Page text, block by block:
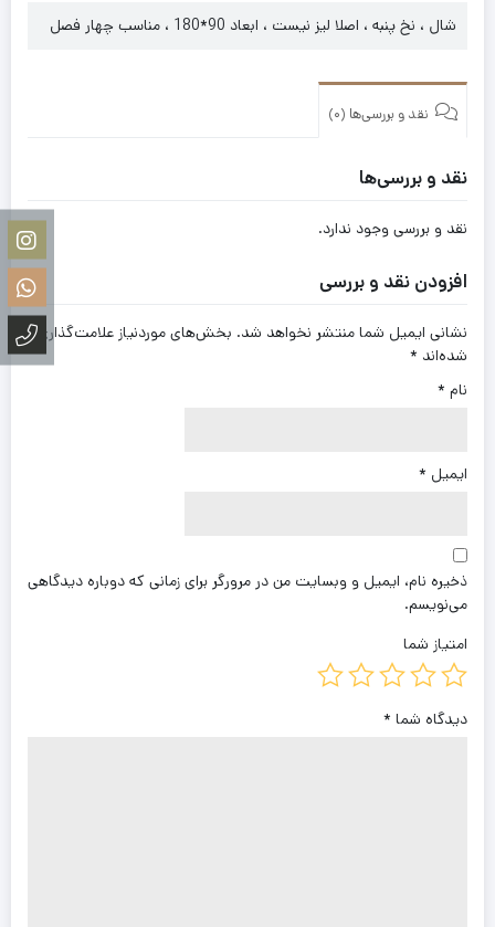
شال ، نخ پنبه ، اصلا لیز نیست ، ابعاد 90*180 ، مناسب چهار فصل
نقد و بررسی‌ها (0)
نقد و بررسی‌ها
نقد و بررسی وجود ندارد.
افزودن نقد و بررسی
نشانی ایمیل شما منتشر نخواهد شد. بخش‌های موردنیاز علامت‌گذاری
شده‌اند *
نام *
ایمیل *
ذخیره نام، ایمیل و وبسایت من در مرورگر برای زمانی که دوباره دیدگاهی
می‌نویسم.
امتیاز شما
دیدگاه شما *